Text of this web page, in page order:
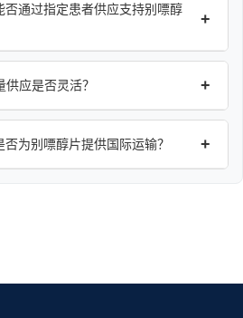
通过指定患者供应支持别嘌醇
+
应是否灵活？ +
为别嘌醇片提供国际运输？ +